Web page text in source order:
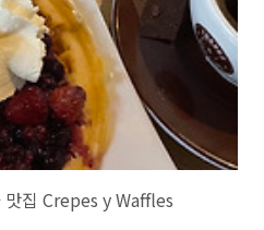
펠 L size, 임나 잘라 3가지 메뉴를
집 Crepes y Waffles